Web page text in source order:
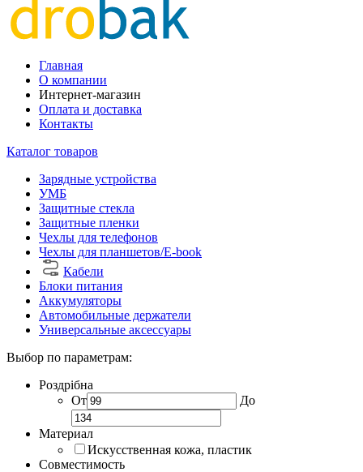
Главная
О компании
Интернет-магазин
Оплата и доставка
Контакты
Каталог товаров
Зарядные устройства
УМБ
Защитные стекла
Защитные пленки
Чехлы для телефонов
Чехлы для планшетов/E-book
Кабели
Блоки питания
Аккумуляторы
Автомобильные держатели
Универсальные аксессуары
Выбор по параметрам:
Роздрібна
От
До
Материал
Искусственная кожа, пластик
Совместимость